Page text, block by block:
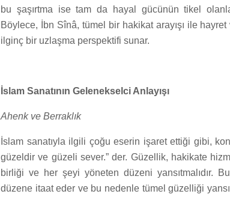
bu şaşırtma ise tam da hayal gücünün tikel
Böylece, İbn Sînâ, tümel bir hakikat arayışı ile hayret
ilginç bir uzlaşma perspektifi sunar.
İslam Sanatının Gelenekselci Anlayışı
Ahenk ve Berraklık
İslam sanatıyla ilgili çoğu eserin işaret ettiği gibi,
güzeldir ve güzeli sever.” der. Güzellik, hakikate
birliği ve her şeyi yöneten düzeni yansıtmalıdır.
düzene itaat eder ve bu nedenle tümel güzelliği